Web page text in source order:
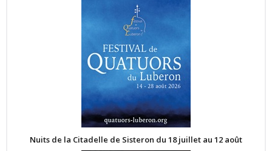
Nuits de la Citadelle de Sisteron du 18 juillet au 12 août